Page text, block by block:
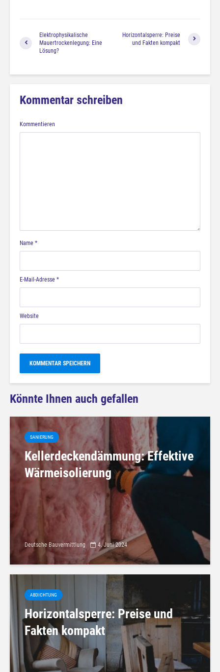
Elektrophysikalische
Mauertrockenlegung: Eine
Lösung?
Horizontalsperre: Preise
und Fakten kompakt
Kommentar schreiben
Kommentieren
Name *
E-Mail-Adresse *
Website
Könnte Ihnen auch gefallen
SANIERUNG
Kellerdeckendämmung: Effektive
Wärmeisolierung
Deutsche Bauvermittlung 4. Juni 2024
ABDICHTUNG
Horizontalsperre: Preise und
Fakten kompakt